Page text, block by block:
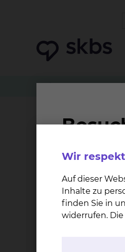
Patienten
Famulatur
Im Städtischen
Wir
Auf dieser
Inhalte zu
finden Sie in
widerrufen.